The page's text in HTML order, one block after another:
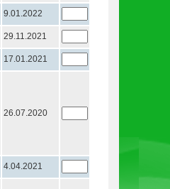
9.01.2022
29.11.2021
17.01.2021
26.07.2020
4.04.2021